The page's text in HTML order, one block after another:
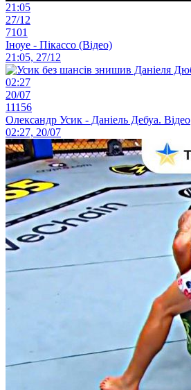
21:05
27/12
7101
Іноуе - Пікассо (Відео)
21:05, 27/12
02:27
20/07
11156
Олександр Усик - Даніель Дебуа. Відео
02:27, 20/07